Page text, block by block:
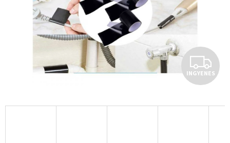
I
N
G
INGYENES